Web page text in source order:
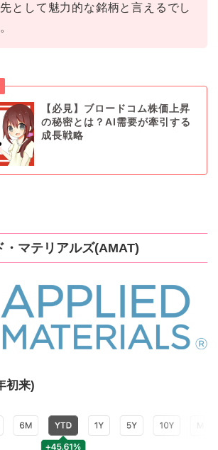
として魅力的な銘柄と言えるでし
【必見】ブロードコム株価上昇
の秘密とは？AI需要が牽引する
成長戦略
・マテリアルズ(AMAT)
初来)